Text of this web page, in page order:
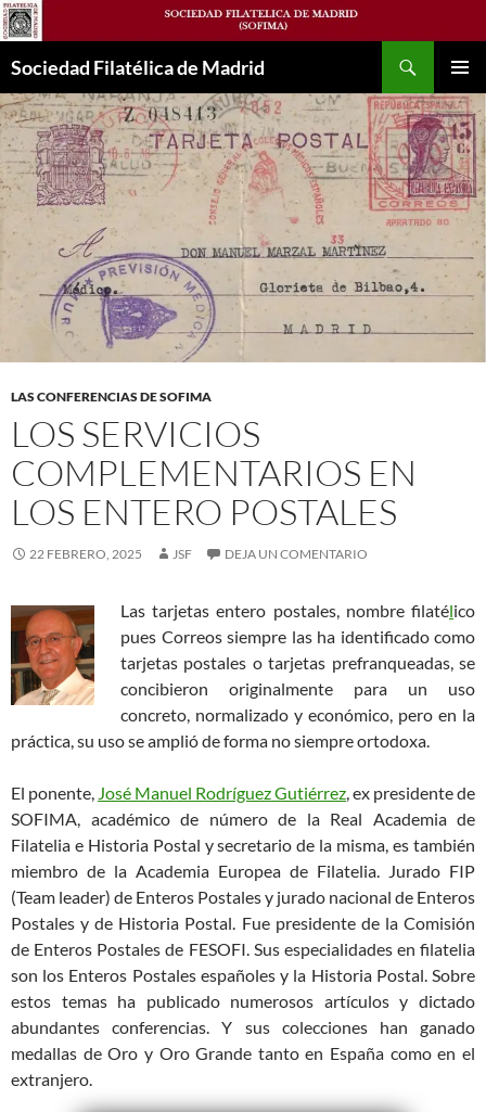
Saltar
al
contenido
Sociedad Filatélica de Madrid
MENÚ
LAS CONFERENCIAS DE SOFIMA
LOS SERVICIOS
COMPLEMENTARIOS EN
LOS ENTERO POSTALES
22 FEBRERO, 2025 JSF DEJA UN COMENTARIO
Las tarjetas entero postales, nombre filatélico
pues Correos siempre las ha identificado como
tarjetas postales o tarjetas prefranqueadas, se
concibieron originalmente para un uso
concreto, normalizado y económico, pero en la
práctica, su uso se amplió de forma no siempre ortodoxa.
El ponente, José Manuel Rodríguez Gutiérrez, ex presidente de
SOFIMA, académico de número de la Real Academia de
Filatelia e Historia Postal y secretario de la misma, es también
miembro de la Academia Europea de Filatelia. Jurado FIP
(Team leader) de Enteros Postales y jurado nacional de Enteros
Postales y de Historia Postal. Fue presidente de la Comisión
de Enteros Postales de FESOFI. Sus especialidades en filatelia
son los Enteros Postales españoles y la Historia Postal. Sobre
estos temas ha publicado numerosos artículos y dictado
abundantes conferencias. Y sus colecciones han ganado
medallas de Oro y Oro Grande tanto en España como en el
extranjero.